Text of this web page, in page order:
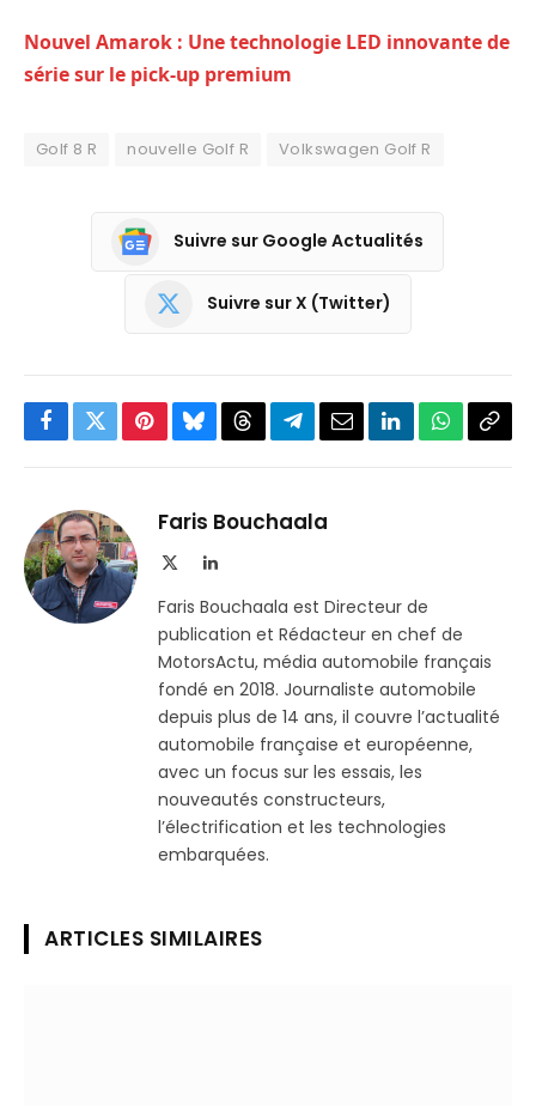
Nouvel Amarok : Une technologie LED innovante de
série sur le pick-up premium
Golf 8 R nouvelle Golf R Volkswagen Golf R
Suivre sur Google Actualités
Suivre sur X (Twitter)
Facebook
TwitterPinterestBlueskyThreadsPartager
Telegram
EmailLinkedInWhatsApp
Faris Bouchaala
LinkedIn
Faris Bouchaala est Directeur de
publication et Rédacteur en chef de
MotorsActu, média automobile français
fondé en 2018. Journaliste automobile
depuis plus de 14 ans, il couvre l’actualité
automobile française et européenne,
avec un focus sur les essais, les
nouveautés constructeurs,
l’électrification et les technologies
embarquées.
ARTICLES SIMILAIRES